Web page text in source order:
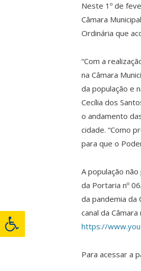
Neste 1º de
Câmara
Ordinária que
“Com a
na Câmara
da população e
Cecília dos
o andamento
cidade. “Como
para que o
A população
da Portaria nº
da pandemia da
canal da
https://
Para acessar a